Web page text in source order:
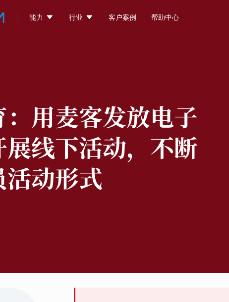
能力  行业  客户案例 帮助中心
用麦客发放电子
线下活动，不断
动形式